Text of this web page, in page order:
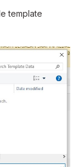
template